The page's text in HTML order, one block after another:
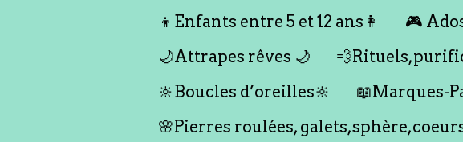
👦Enfants entre 5 et 12 ans👩
🎮
🌙Attrapes rêves 🌙
🔆Boucles d’oreilles🔆
📖Marques-
🌸Pierres roulées,